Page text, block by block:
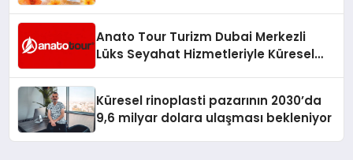
Anato Tour Turizm Dubai Merkezli
Lüks Seyahat Hizmetleriyle Küresel
Küresel rinoplasti pazarının 2030’da
9,6 milyar dolara ulaşması bekleniyor